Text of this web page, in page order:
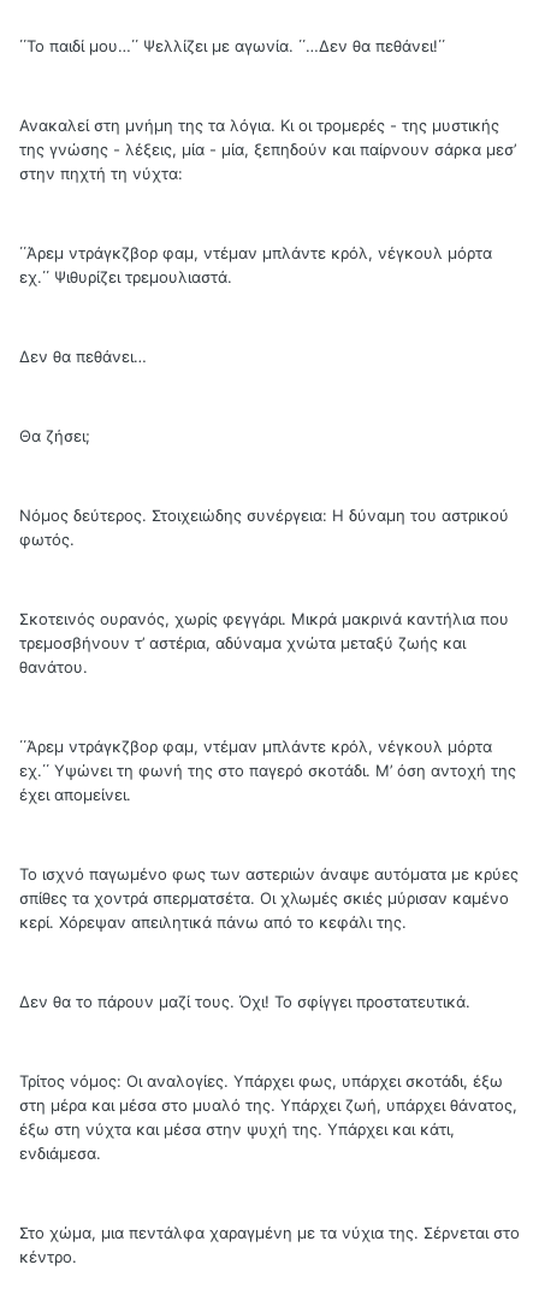
΄΄Το παιδί μου…΄΄ Ψελλίζει με αγωνία. ΄΄…Δεν θα πεθάνει!΄΄
Ανακαλεί στη μνήμη της τα λόγια. Κι οι τρομερές - της μυστικής
της γνώσης - λέξεις, μία - μία, ξεπηδούν και παίρνουν σάρκα μεσ’
στην πηχτή τη νύχτα:
΄΄Άρεμ ντράγκζβορ φαμ, ντέμαν μπλάντε κρόλ, νέγκουλ μόρτα
εχ.΄΄ Ψιθυρίζει τρεμουλιαστά.
Δεν θα πεθάνει…
Θα ζήσει;
Νόμος δεύτερος. Στοιχειώδης συνέργεια: Η δύναμη του αστρικού
φωτός.
Σκοτεινός ουρανός, χωρίς φεγγάρι. Μικρά μακρινά καντήλια που
τρεμοσβήνουν τ’ αστέρια, αδύναμα χνώτα μεταξύ ζωής και
θανάτου.
΄΄Άρεμ ντράγκζβορ φαμ, ντέμαν μπλάντε κρόλ, νέγκουλ μόρτα
εχ.΄΄ Υψώνει τη φωνή της στο παγερό σκοτάδι. Μ’ όση αντοχή της
έχει απομείνει.
Το ισχνό παγωμένο φως των αστεριών άναψε αυτόματα με κρύες
σπίθες τα χοντρά σπερματσέτα. Οι χλωμές σκιές μύρισαν καμένο
κερί. Χόρεψαν απειλητικά πάνω από το κεφάλι της.
Δεν θα το πάρουν μαζί τους. Όχι! Το σφίγγει προστατευτικά.
Τρίτος νόμος: Οι αναλογίες. Υπάρχει φως, υπάρχει σκοτάδι, έξω
στη μέρα και μέσα στο μυαλό της. Υπάρχει ζωή, υπάρχει θάνατος,
έξω στη νύχτα και μέσα στην ψυχή της. Υπάρχει και κάτι,
ενδιάμεσα.
Στο χώμα, μια πεντάλφα χαραγμένη με τα νύχια της. Σέρνεται στο
κέντρο.